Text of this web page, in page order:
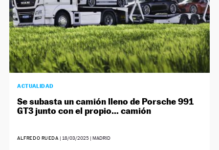
ACTUALIDAD
Se subasta un camión lleno de Porsche 991
GT3 junto con el propio… camión
ALFREDO RUEDA | 18/03/2025| MADRID